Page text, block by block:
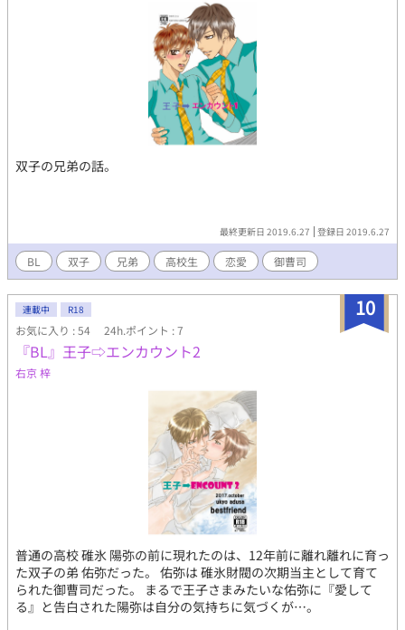
双子の兄弟の話。
最終更新日 2019.6.27 登録日 2019.6.27
BL 双子 兄弟 高校生 恋愛 御曹司
10
連載中 R18
お気に入り : 54 24h.ポイント : 7
『BL』王子⇨エンカウント2
右京 梓
普通の高校 碓氷 陽弥の前に現れたのは、12年前に離れ離れに育っ
た双子の弟 佑弥だった。 佑弥は 碓氷財閥の次期当主として育て
られた御曹司だった。 まるで王子さまみたいな佑弥に『愛して
る』と告白された陽弥は自分の気持ちに気づくが⋯。